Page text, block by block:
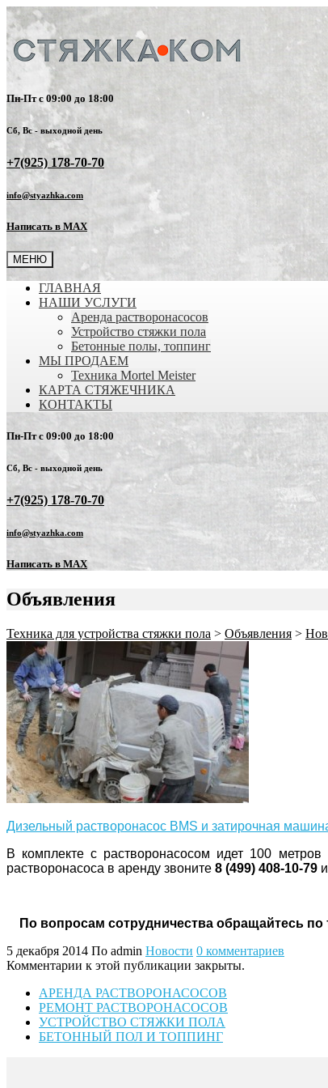
Пн-Пт с 09:00 до 18:00
Сб, Вс - выходной день
+7(925) 178-70-70
info@styazhka.com
Написать в MAX
МЕНЮ
ГЛАВНАЯ
НАШИ УСЛУГИ
Аренда растворонасосов
Устройство стяжки пола
Бетонные полы, топпинг
МЫ ПРОДАЕМ
Техника Mortel Meister
КАРТА СТЯЖЕЧНИКА
КОНТАКТЫ
Пн-Пт с 09:00 до 18:00
Сб, Вс - выходной день
+7(925) 178-70-70
info@styazhka.com
Написать в MAX
Объявления
Техника для устройства стяжки пола > Объявления >
Дизельный растворонасос BMS и затирочная
В комплекте с растворонасосом идет 100
растворонасоса в аренду звоните 8 (499) 408-10-79
По вопросам сотрудничества обращайтесь по
5 декабря 2014 По admin Новости 0 комментариев
Комментарии к этой публикации закрыты.
АРЕНДА РАСТВОРОНАСОСОВ
РЕМОНТ РАСТВОРОНАСОСОВ
УСТРОЙСТВО СТЯЖКИ ПОЛА
БЕТОННЫЙ ПОЛ И ТОППИНГ